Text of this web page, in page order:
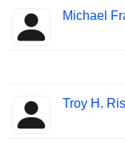
Michael
Troy H.